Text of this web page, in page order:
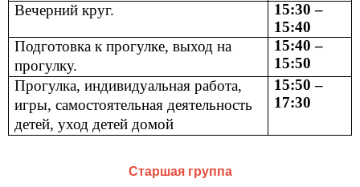
Вечерний круг.
15:30 –
15:40
Подготовка к прогулке, выход на
прогулку.
15:40 –
15:50
Прогулка, индивидуальная работа,
игры, самостоятельная деятельность
детей, уход детей домой
15:50 –
17:30
Старшая группа